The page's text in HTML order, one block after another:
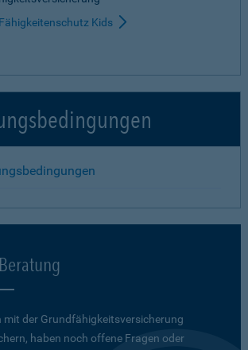
Kids
mit der Grundfähigkeits­versicherung
haben noch offene Fragen oder